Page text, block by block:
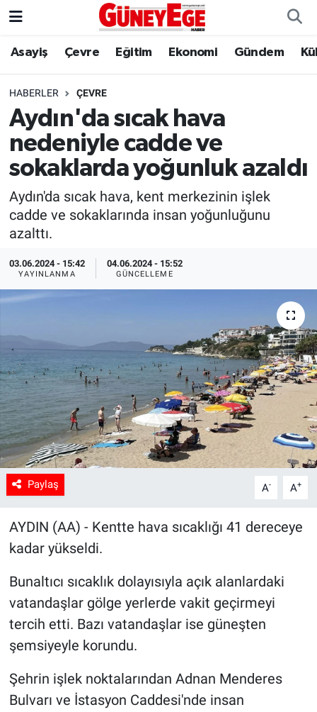
Asayiş Çevre Eğitim Ekonomi Gündem
HABERLER ÇEVRE
Aydın'da sıcak hava
nedeniyle cadde ve
sokaklarda yoğunluk azaldı
Aydın'da sıcak hava, kent merkezinin işlek
cadde ve sokaklarında insan yoğunluğunu
azalttı.
03.06.2024 - 15:42
YAYINLANMA
04.06.2024 - 15:52
GÜNCELLEME
Paylaş A- A+
AYDIN (AA) - Kentte hava sıcaklığı 41 dereceye
kadar yükseldi.
Bunaltıcı sıcaklık dolayısıyla açık alanlardaki
vatandaşlar gölge yerlerde vakit geçirmeyi
tercih etti. Bazı vatandaşlar ise güneşten
şemsiyeyle korundu.
Şehrin işlek noktalarından Adnan Menderes
Bulvarı ve İstasyon Caddesi'nde insan
Asayiş
Çevre
Eğitim
Ekonomi
Gündem
Kültür Sanat
Magazin
Sağlık
Spor
Yaşam
Tarım
İstanbul Hava Durumu
İstanbul Trafik Yoğunluk Haritası
Süper Lig Puan Durumu ve Fikstür
Tüm Manşetler
Son Dakika Haberleri
Haber Arşivi